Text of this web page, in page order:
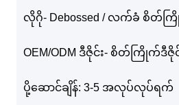
လိုဂို- Debossed / လက်ခံ စိတ်
OEM/ODM ဒီဇိုင်း- စိတ်ကြိုက်ဒီ
ပို့ဆောင်ချိန်: 3-5 အလုပ်လုပ်ရက်